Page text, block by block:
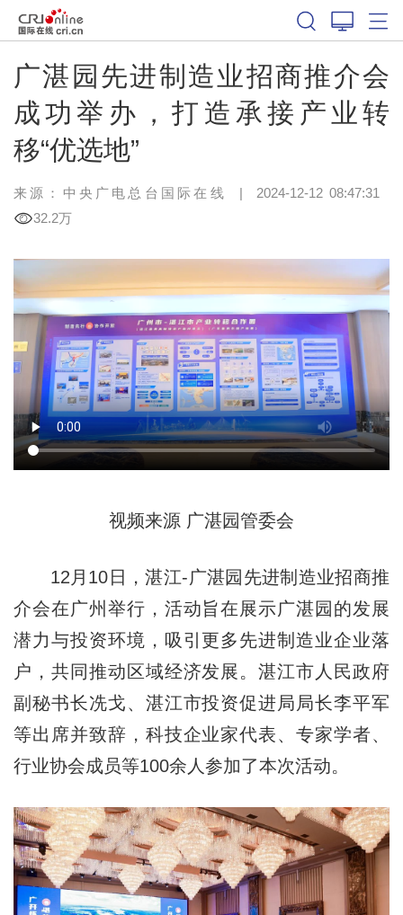
广湛园先进制造业招商推介会
成功举办，打造承接产业转
移“优选地”
来源：中央广电总台国际在线 | 2024-12-12 08:47:31
32.2万
视频来源 广湛园管委会
12月10日，湛江-广湛园先进制造业招商推
介会在广州举行，活动旨在展示广湛园的发展
潜力与投资环境，吸引更多先进制造业企业落
户，共同推动区域经济发展。湛江市人民政府
副秘书长冼戈、湛江市投资促进局局长李平军
等出席并致辞，科技企业家代表、专家学者、
行业协会成员等100余人参加了本次活动。